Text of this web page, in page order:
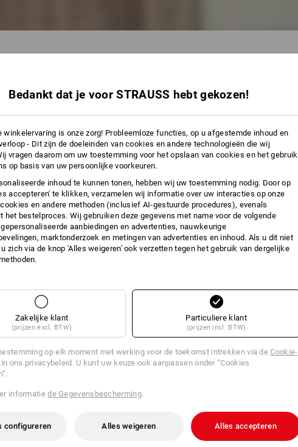
Bodywarmer thermaflor e.s.dynashield
Bedankt dat je voor STRAUSS hebt gekozen!
winkelervaring is onze zorg! Probleemloze functies, op u afgestemde inhoud en
- Dit zijn de doeleinden van cookies en andere technologieën die wij
vragen daarom om uw toestemming voor het opslaan van cookies en het gebruik
op basis van uw persoonlijke voorkeuren.
inhoud te kunnen tonen, hebben wij uw toestemming nodig. Door op
accepteren' te klikken, verzamelen wij informatie over uw interacties op onze
en andere methoden (inclusief AI-gestuurde procedures), evenals
het bestelproces. Wij gebruiken deze gegevens met name voor de volgende
aanbiedingen en advertenties, nauwkeurige
marktonderzoek en metingen van advertenties en inhoud. Als u dit niet
zich via de knop 'Alles weigeren' ook verzetten tegen het gebruik van dergelijke
Zakelijke klant
(prijzen excl. BTW)
Particuliere klant
(prijzen incl. BTW)
op elk moment met werking voor de toekomst intrekken via deCookie-
in ons privacybeleid. U kunt uw keuze ook aanpassen onder “Cookies
informatiede Gegevensbescherming.
configureren Alles weigeren Alles accepteren